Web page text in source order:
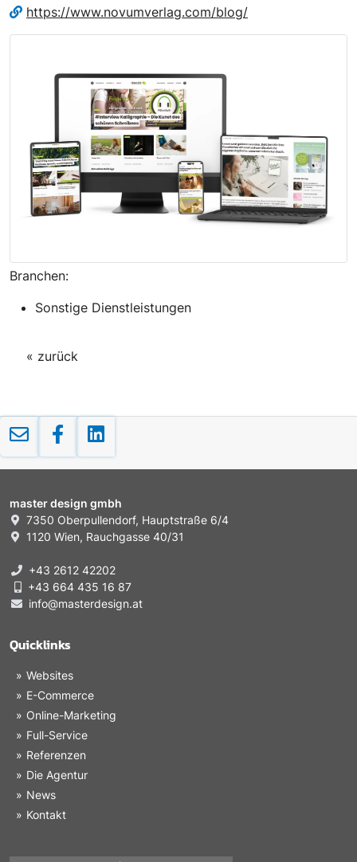
https://www.novumverlag.com/blog/
Branchen:
Sonstige Dienstleistungen
« zurück
master design gmbh
7350 Oberpullendorf, Hauptstraße 6/4
1120 Wien, Rauchgasse 40/31
+43 2612 42202
+43 664 435 16 87
info@masterdesign.at
Quicklinks
Websites
E-Commerce
Online-Marketing
Full-Service
Referenzen
Die Agentur
News
Kontakt